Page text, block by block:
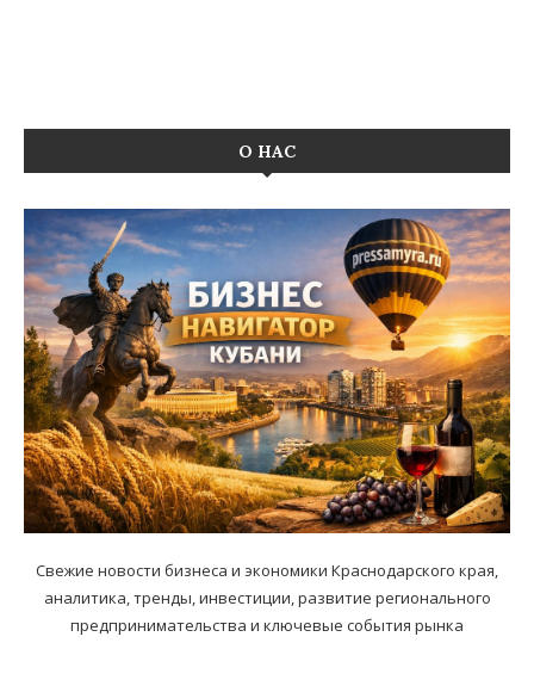
О НАС
Свежие новости бизнеса и экономики Краснодарского края,
аналитика, тренды, инвестиции, развитие регионального
предпринимательства и ключевые события рынка